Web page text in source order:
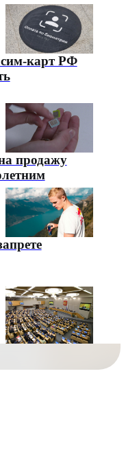
карт РФ
продажу